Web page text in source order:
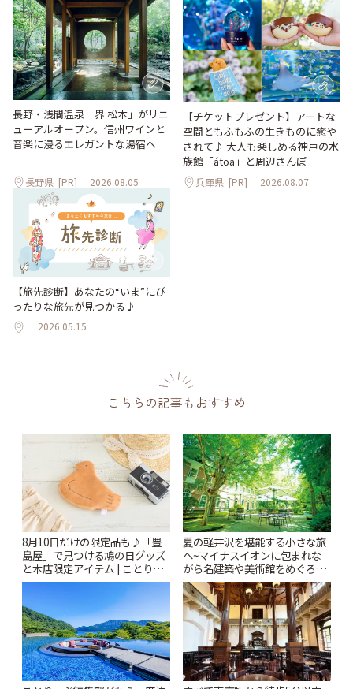
長野・浅間温泉「界 松本」がリニ
ューアルオープン。信州ワインと
音楽に浸るエレガントな湯宿へ
長野県 [PR] 2026.08.05
【チケットプレゼント】アートな
空間ともふもふの生きものに癒や
されて♪ 大人も楽しめる神戸の水
族館「átoa」と周辺さんぽ
兵庫県 [PR] 2026.08.07
【旅先診断】あなたの“いま”にぴ
ったりな旅先が見つかる♪
2026.05.15
こちらの記事もおすすめ
8月10日だけの限定品も♪「豊
島屋」で見つける鳩の日グッズ
と本店限定アイテム | ことりっ
ぷ
夏の軽井沢を堪能する小さな旅
へ~マイナスイオンに包まれな
がら名建築や美術館をめぐろう
~ | ことりっぷ